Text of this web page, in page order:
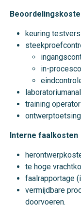
keuring
in-
training
Interne faalkosten
te hoge
faalrapportage
vermijdbare
doorvoeren.